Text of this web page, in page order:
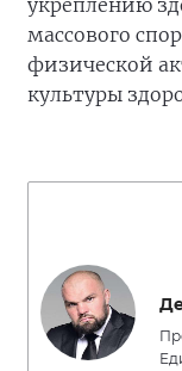
укреплению
массового
физической
культуры